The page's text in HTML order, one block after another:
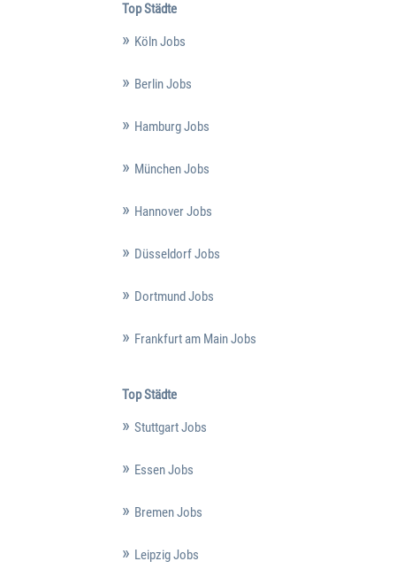
Top Städte
Köln Jobs
Berlin Jobs
Hamburg Jobs
München Jobs
Hannover Jobs
Düsseldorf Jobs
Dortmund Jobs
Frankfurt am Main Jobs
Top Städte
Stuttgart Jobs
Essen Jobs
Bremen Jobs
Leipzig Jobs